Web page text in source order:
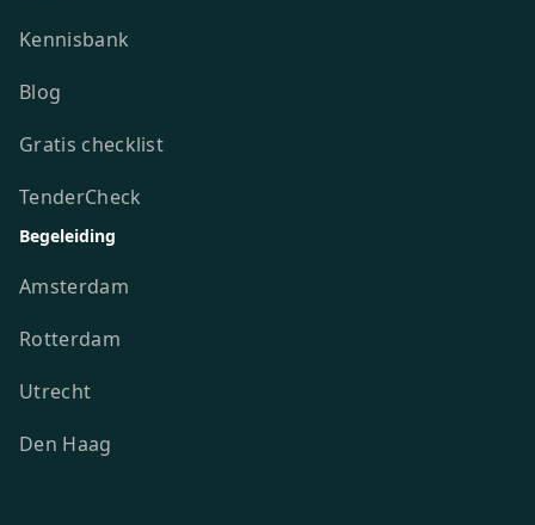
Kennisbank
Blog
Gratis checklist
TenderCheck
Begeleiding
Amsterdam
Rotterdam
Utrecht
Den Haag